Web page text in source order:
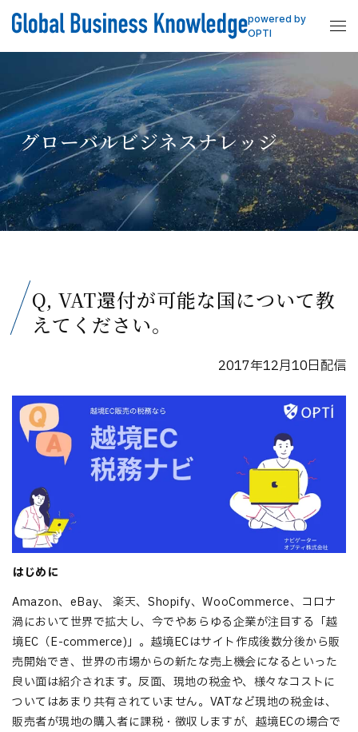
powered by
OPTI
グローバルビジネスナレッジ
Q, VAT還付が可能な国について教
えてください。
2017年12月10日配信
はじめに
Amazon、eBay、 楽天、Shopify、WooCommerce、コロナ
渦において世界で拡大し、今でやあらゆる企業が注目する「越
境EC（E-commerce)」。越境ECはサイト作成後数分後から販
売開始でき、世界の市場からの新たな売上機会になるといった
良い面は紹介されます。反面、現地の税金や、様々なコストに
ついてはあまり共有されていません。VATなど現地の税金は、
販売者が現地の購入者に課税・徴収しますが、越境ECの場合で